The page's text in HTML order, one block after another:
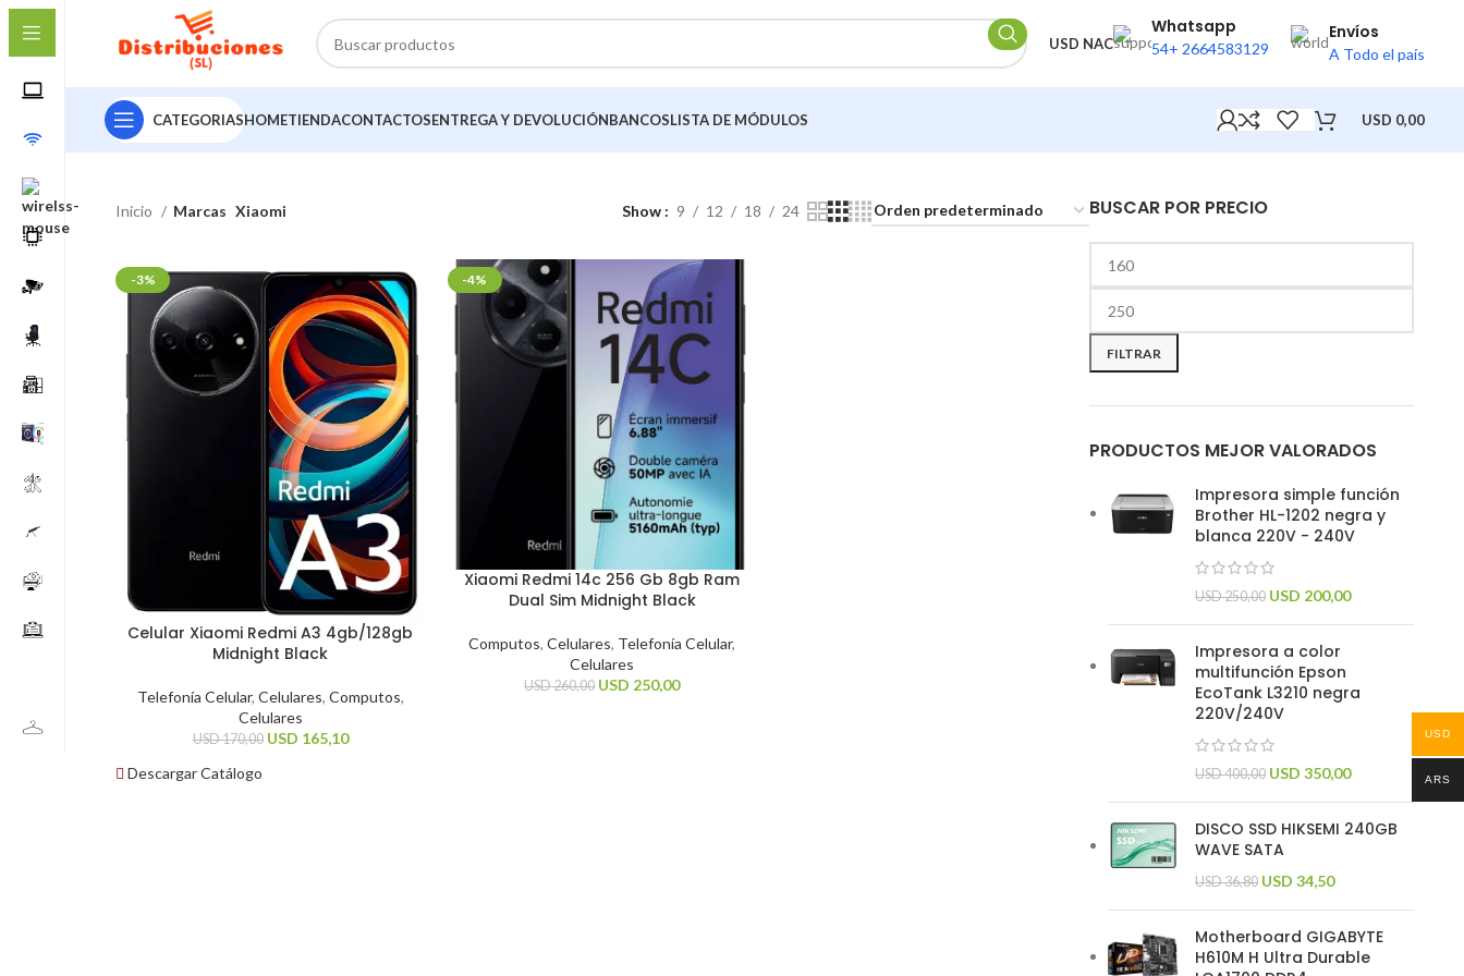
USD NAC
Whatsapp
54+ 2664583129
Envíos
A Todo el país
CATEGORIASHOMETIENDACONTACTOSENTREGA Y DEVOLUCIÓNBANCOSLISTA DE MÓDULOS USD 0,00
BUSCAR POR PRECIO
FILTRAR
PRODUCTOS MEJOR VALORADOS
Impresora simple función
Brother HL-1202 negra y
blanca 220V - 240V
USD250,00 USD 200,00
Impresora a color
multifunción Epson
EcoTank L3210 negra
220V/240V
USD400,00 USD 350,00
DISCO SSD HIKSEMI 240GB
WAVE SATA
USD36,80 USD 34,50
Motherboard GIGABYTE
H610M H Ultra Durable
Inicio Marcas Xiaomi Show 9 12 18 24
-3%
Celular Xiaomi Redmi A3 4gb/128gb
Midnight Black
Telefonía Celular, Celulares, Computos,
Celulares
USD170,00 USD 165,10
-4%
Xiaomi Redmi 14c 256 Gb 8gb Ram
Dual Sim Midnight Black
Computos,Celulares, Telefonía Celular,
Celulares
USD260,00 USD 250,00
Descargar Catálogo
USD
ARS